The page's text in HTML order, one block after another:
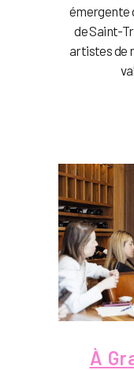
émergente
de Saint-
artistes de
À